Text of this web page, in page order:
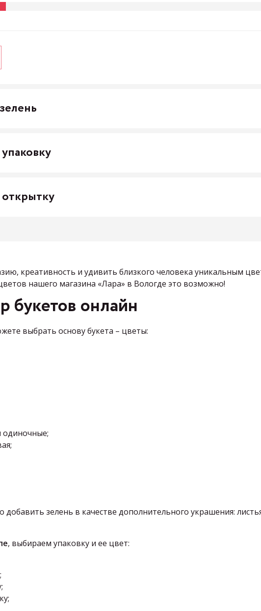
креативность и удивить близкого человека уникальным
нашего магазина «Лара» в Вологде это возможно!
букетов онлайн
выбрать основу букета – цветы:
одиночные;
добавить зелень в качестве дополнительного украшения:
, выбираем упаковку и ее цвет: